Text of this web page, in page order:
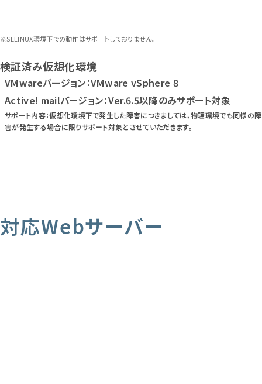
※SELINUX環境下での動作はサポートしておりません。
検証済み仮想化環境
VMwareバージョン：VMware vSphere 8
Active! mailバージョン：Ver.6.5以降のみサポート対象
サポート内容：仮想化環境下で発生した障害につきましては、物理環境でも同様の障
害が発生する場合に限りサポート対象とさせていただきます。
対応Webサーバー